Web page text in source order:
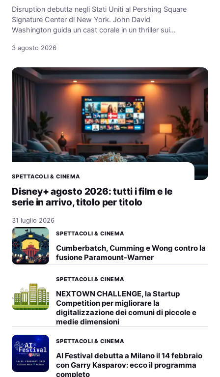
Disruption debutta negli Stati Uniti al Pershing Square
Signature Center di New York. John David
Washington guida un cast corale in un thriller sui…
3 agosto 2026
SPETTACOLI & CINEMA
Disney+ agosto 2026: tutti i film e le
serie in arrivo, titolo per titolo
31 luglio 2026
SPETTACOLI & CINEMA
Cumberbatch, Cumming e Wong contro la
fusione Paramount-Warner
SPETTACOLI & CINEMA
NEXTOWN CHALLENGE, la Startup
Competition per migliorare la
digitalizzazione dei comuni di piccole e
medie dimensioni
SPETTACOLI & CINEMA
AI Festival debutta a Milano il 14 febbraio
con Garry Kasparov: ecco il programma
completo